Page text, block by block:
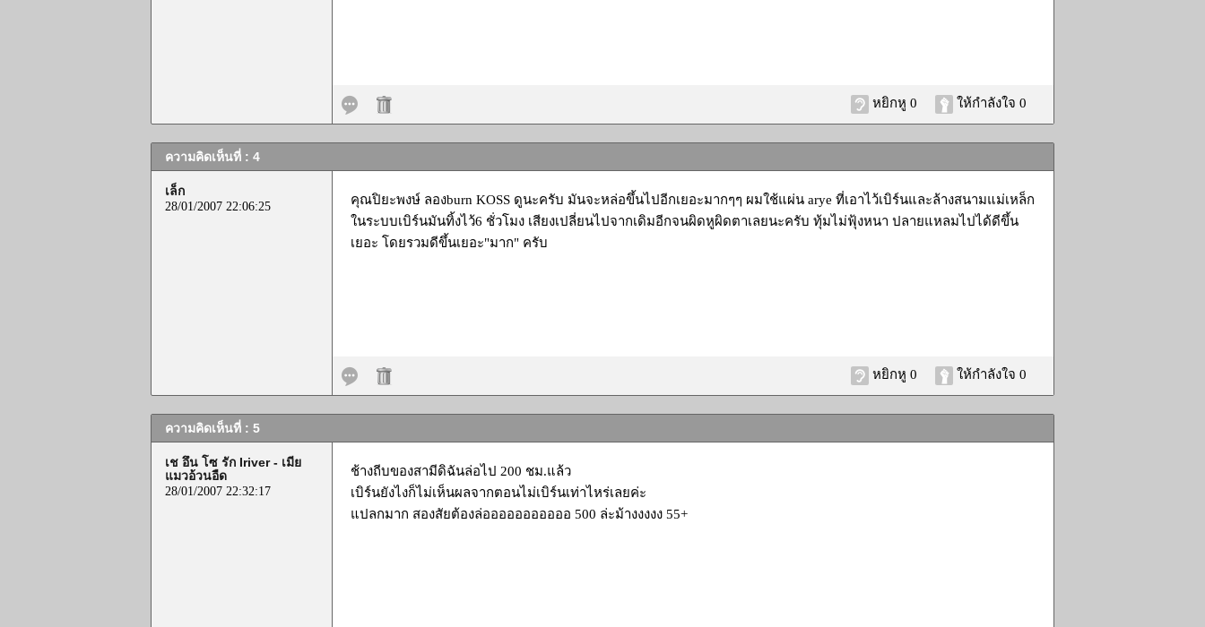
ให้กำลังใจ 0
หยิกหู 0
ความคิดเห็นที่ : 4
เล็ก
28/01/2007 22:06:25
คุณปิยะพงษ์ ลองburn KOSS ดูนะครับ มันจะหล่อขึ้นไปอีกเยอะมากๆๆ ผมใช้แผ่น arye ที่เอาไว้เบิร์นและล้างสนามแม่เหล็ก
ในระบบเบิร์นมันทิ้งไว้6 ชั่วโมง เสียงเปลี่ยนไปจากเดิมอีกจนผิดหูผิดตาเลยนะครับ ทุ้มไม่ฟุ้งหนา ปลายแหลมไปได้ดีขึ้น
เยอะ โดยรวมดีขึ้นเยอะ"มาก" ครับ
ให้กำลังใจ 0
หยิกหู 0
ความคิดเห็นที่ : 5
เช อึน โซ รัก Iriver - เมีย
แมวอ้วนอืด
28/01/2007 22:32:17
ช้างถีบของสามีดิฉันล่อไป 200 ชม.แล้ว
เบิร์นยังไงก็ไม่เห็นผลจากตอนไม่เบิร์นเท่าไหร่เลยค่ะ
แปลกมาก สองสัยต้องล่อออออออออออ 500 ล่ะม้างงงงง 55+